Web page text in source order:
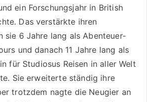
ein Forschungsjahr in British
Das verstärkte ihren
sie 6 Jahre lang als Abenteuer-
und danach 11 Jahre lang als
für Studiosus Reisen in aller Welt
Sie erweiterte ständig ihre
trotzdem nagte die Neugier an